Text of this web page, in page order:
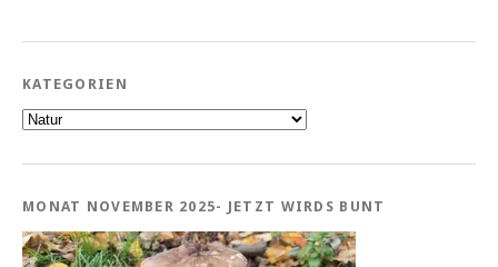
KATEGORIEN
Kategorien
MONAT NOVEMBER 2025- JETZT WIRDS BUNT